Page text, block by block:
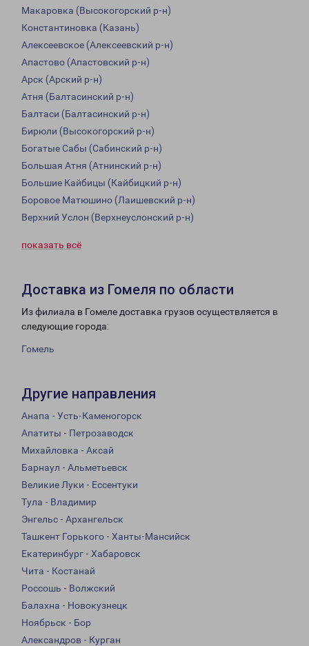
Макаровка (Высокогорский р-н)
Константиновка (Казань)
Алексеевское (Алексеевский р-н)
Апастово (Апастовский р-н)
Арск (Арский р-н)
Атня (Балтасинский р-н)
Балтаси (Балтасинский р-н)
Бирюли (Высокогорский р-н)
Богатые Сабы (Сабинский р-н)
Большая Атня (Атнинский р-н)
Большие Кайбицы (Кайбицкий р-н)
Боровое Матюшино (Лаишевский р-н)
Верхний Услон (Верхнеуслонский р-н)
показать всё
Доставка из Гомеля по области
Из филиала в Гомеле доставка грузов осуществляется в
следующие города:
Гомель
Другие направления
Анапа - Усть-Каменогорск
Апатиты - Петрозаводск
Михайловка - Аксай
Барнаул - Альметьевск
Великие Луки - Ессентуки
Тула - Владимир
Энгельс - Архангельск
Ташкент Горького - Ханты-Мансийск
Екатеринбург - Хабаровск
Чита - Костанай
Россошь - Волжский
Балахна - Новокузнецк
Ноябрьск - Бор
Александров - Курган